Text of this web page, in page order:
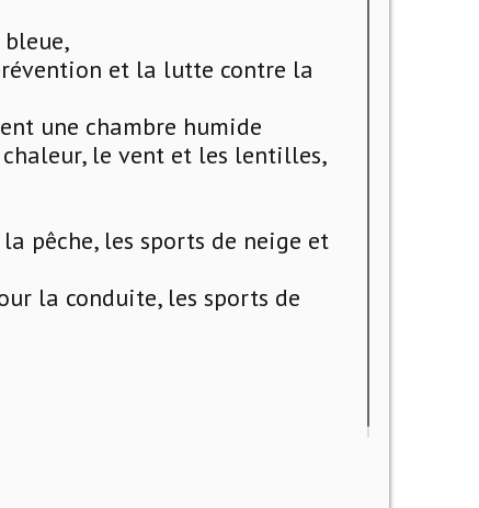
et la lutte contre la
une chambre humide
le vent et les lentilles,
la pêche, les sports de neige et
la conduite, les sports de